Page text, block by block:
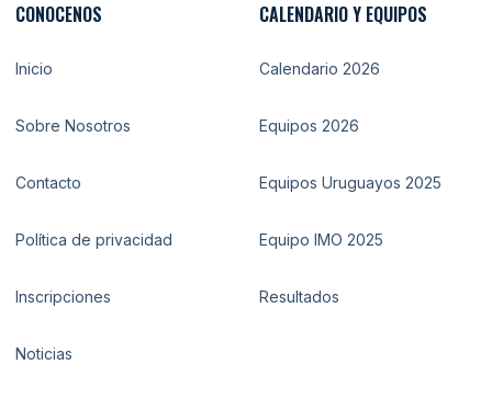
CONOCENOS
Inicio
Sobre Nosotros
Contacto
Política de privacidad
Inscripciones
Noticias
CALENDARIO Y EQUIPOS
Calendario 2026
Equipos 2026
Equipos Uruguayos 2025
Equipo IMO 2025
Resultados